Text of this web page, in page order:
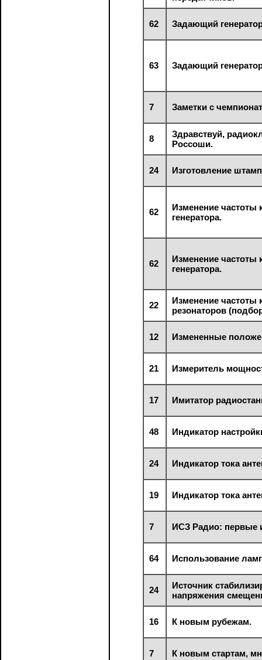
62 Задающий
63 Задающий
7 Заметки с
8
Здравствуй,
Россоши.
24 Изготовление
62
Изменение частоты
генератора.
62
Изменение частоты
генератора.
22
Изменение частоты
резонаторов
12 Измененные
21 Измеритель
17 Имитатор
48 Индикатор
24 Индикатор тока
19 Индикатор тока
7 ИСЗ Радио: первые
64 Использование
24
Источник
напряжения
16 К новым рубежам.
7 К новым стартам,